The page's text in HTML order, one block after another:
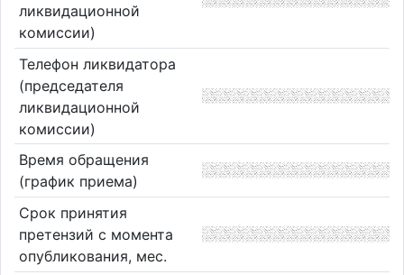
ликвидационной
комиссии)
Телефон ликвидатора
(председателя
ликвидационной
комиссии)
Время обращения
(график приема)
Срок принятия
претензий с момента
опубликования, мес.